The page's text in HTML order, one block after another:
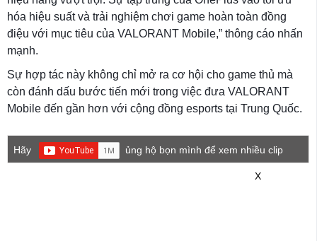
hóa hiệu suất và trải nghiệm chơi game hoàn toàn đồng
điệu với mục tiêu của VALORANT Mobile,” thông cáo nhấn
mạnh.
Sự hợp tác này không chỉ mở ra cơ hội cho game thủ mà
còn đánh dấu bước tiến mới trong việc đưa VALORANT
Mobile đến gần hơn với cộng đồng esports tại Trung Quốc.
Hãy
ủng hộ bọn mình để xem nhiều clip
X